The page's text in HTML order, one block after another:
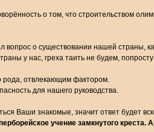
о том, что строительством
о существовании нашей страны,
у нас, греха таить не будем,
рода, отвлекающим фактором.
для нашего руководства.
Ваши знакомые, значит ответ будет
учение замкнутого